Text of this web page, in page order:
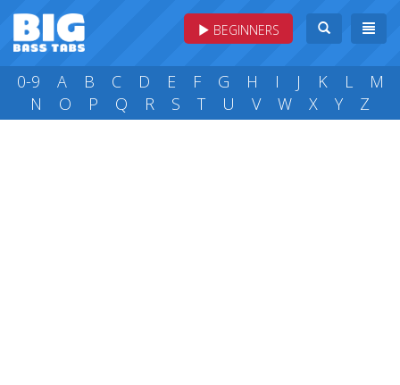
BEGINNERS
0-9 A B C D E F G H I J K L
M
N
O P Q R S T U V W X Y Z